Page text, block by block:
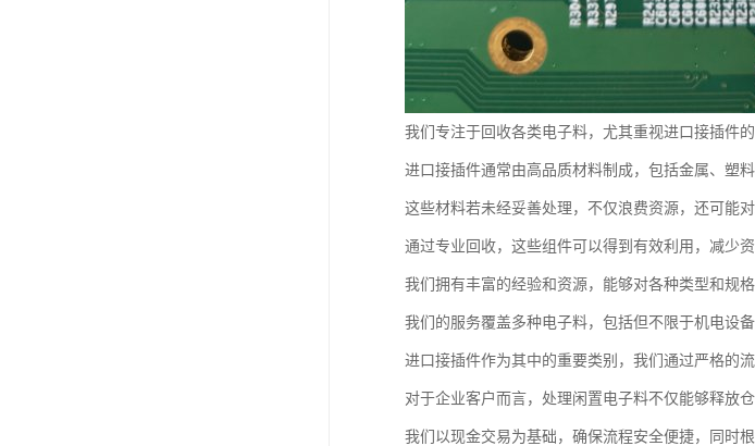
我们专注于回收各类电子料，尤其重视进口接插件
进口接插件通常由高品质材料制成，包括金属、塑料
这些材料若未经妥善处理，不仅浪费资源，还可能对
通过专业回收，这些组件可以得到有效利用，减少
我们拥有丰富的经验和资源，能够对各种类型和规
我们的服务覆盖多种电子料，包括但不限于机电设
进口接插件作为其中的重要类别，我们通过严格的
对于企业客户而言，处理闲置电子料不仅能够释放
我们以现金交易为基础，确保流程安全便捷，同时